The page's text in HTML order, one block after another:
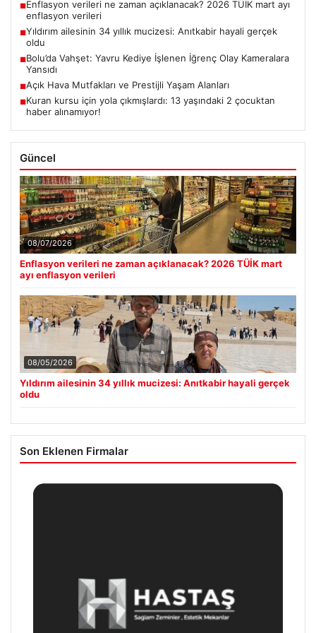
■Enflasyon verileri ne zaman açıklanacak? 2026 TÜİK mart ayı
enflasyon verileri
■Yıldırım ailesinin 34 yıllık mucizesi: Anıtkabir hayali gerçek
oldu
■Bolu’da Vahşet: Yavru Kediye İşlenen İğrenç Olay Kameralara
Yansıdı
■Açık Hava Mutfakları ve Prestijli Yaşam Alanları
■Kuran kursu için yola çıkmışlardı: 13 yaşındaki 2 çocuktan
haber alınamıyor!
Güncel
08/07/2026
Enflasyon verileri ne zaman açıklanacak? 2026 TÜİK mart
ayı enflasyon verileri
08/05/2026
Yıldırım ailesinin 34 yıllık mucizesi: Anıtkabir hayali gerçek
oldu
Son Eklenen Firmalar